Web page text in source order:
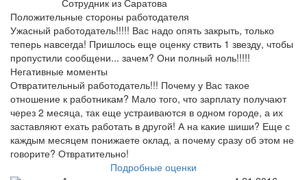
Сотрудник из Саратова
Положительные стороны работодателя
Ужасный работодатель!!!!! Вас надо опять закрыть, только
теперь навсегда! Пришлось еще оценку ствить 1 звезду, чтобы
пропустили сообщени... зачем? Они полный ноль!!!!!
Негативные моменты
Отвратительный работодатель!!! Почему у Вас такое
отношение к работникам? Мало того, что зарплату получают
через 2 месяца, так еще устраиваются в одном городе, а их
заставляют ехать работать в другой! А на какие шиши? Еще с
каждым месяцем понижаете оклад, а почему сразу об этом не
говорите? Отвратительно!
Подробные оценки